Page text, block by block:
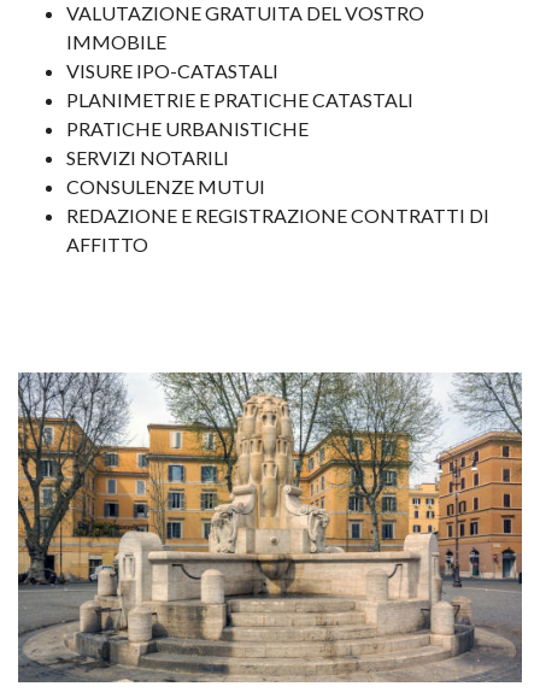
VALUTAZIONE GRATUITA DEL VOSTRO
IMMOBILE
VISURE IPO-CATASTALI
PLANIMETRIE E PRATICHE CATASTALI
PRATICHE URBANISTICHE
SERVIZI NOTARILI
CONSULENZE MUTUI
REDAZIONE E REGISTRAZIONE CONTRATTI DI
AFFITTO